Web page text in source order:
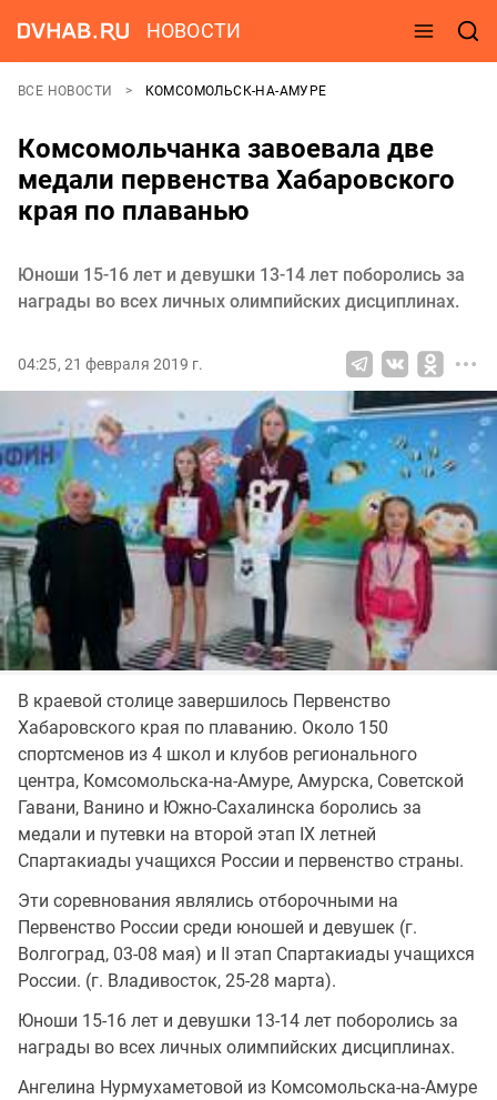
НОВОСТИ
ВСЕ НОВОСТИ КОМСОМОЛЬСК-НА-АМУРЕ
Комсомольчанка завоевала две
медали первенства Хабаровского
края по плаванью
Юноши 15-16 лет и девушки 13-14 лет поборолись за
награды во всех личных олимпийских дисциплинах.
04:25, 21 февраля 2019 г.
В краевой столице завершилось Первенство
Хабаровского края по плаванию. Около 150
спортсменов из 4 школ и клубов регионального
центра, Комсомольска-на-Амуре, Амурска, Советской
Гавани, Ванино и Южно-Сахалинска боролись за
медали и путевки на второй этап IХ летней
Спартакиады учащихся России и первенство страны.
Эти соревнования являлись отборочными на
Первенство России среди юношей и девушек (г.
Волгоград, 03-08 мая) и II этап Спартакиады учащихся
России. (г. Владивосток, 25-28 марта).
Юноши 15-16 лет и девушки 13-14 лет поборолись за
награды во всех личных олимпийских дисциплинах.
Ангелина Нурмухаметовой из Комсомольска-на-Амуре